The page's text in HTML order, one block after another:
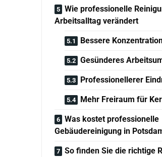
Wie professionelle
Arbeitsalltag verändert
Bessere
Gesünderes
Professionellerer
Mehr Freiraum für
Was kostet professionelle
Gebäudereinigung in
So finden Sie die richtige